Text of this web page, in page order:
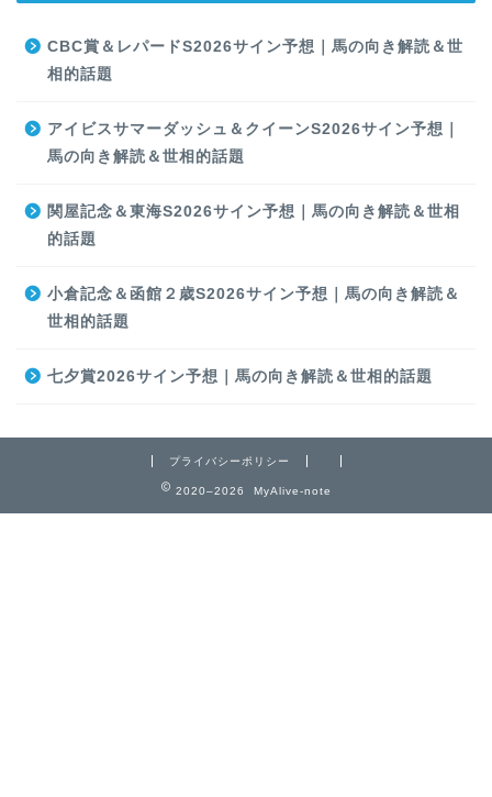
CBC賞＆レパードS2026サイン予想｜馬の向き解読＆世
相的話題
アイビスサマーダッシュ＆クイーンS2026サイン予想｜
馬の向き解読＆世相的話題
関屋記念＆東海S2026サイン予想｜馬の向き解読＆世相
的話題
小倉記念＆函館２歳S2026サイン予想｜馬の向き解読＆
世相的話題
七夕賞2026サイン予想｜馬の向き解読＆世相的話題
プライバシーポリシー
2020–2026 MyAlive-note